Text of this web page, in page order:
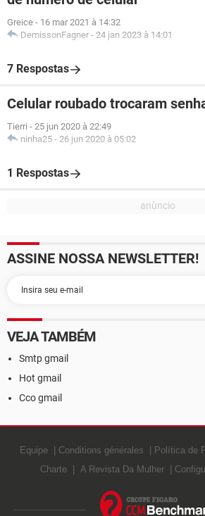
Greice - 16 mar 2021 à 14:32
DemissonFagner - 24 jan 2023 à 14:01
7 Respostas
Celular roubado trocaram
Tierri - 25 jun 2020 à 22:49
ninha25 - 26 jun 2020 à 05:02
1 Respostas
ASSINE NOSSA NEWSLETTER!
VEJA TAMBÉM
Smtp gmail
Hot gmail
Cco gmail
Equipe Conditions générales Política de
Charte
A Revista Da Mulher